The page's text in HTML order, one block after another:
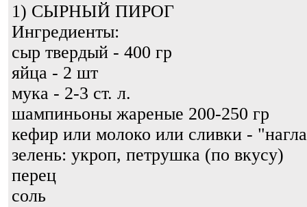
1) СЫРНЫЙ ПИРОГ
Ингредиенты:
сыр твердый - 400 гр
яйца - 2 шт
мука - 2-3 ст. л.
шампиньоны жареные 200-250 гр
кефир или молоко или сливки -
зелень: укроп, петрушка (по вкусу)
перец
соль